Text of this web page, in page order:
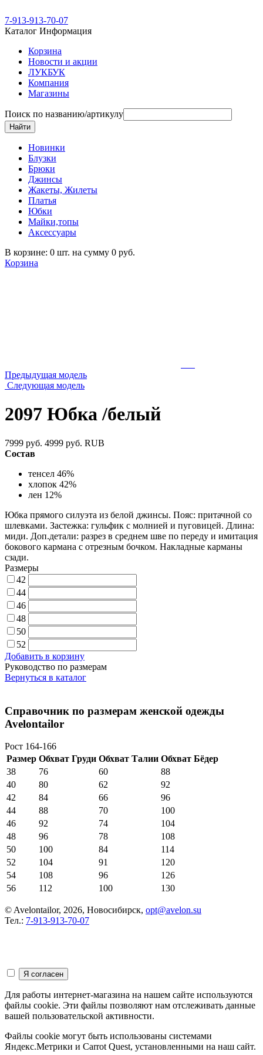
7-913-913-70-07
Каталог Информация
Корзина
Новости и акции
ЛУКБУК
Компания
Магазины
Поиск по названию/артикулу
Новинки
Блузки
Брюки
Джинсы
Жакеты, Жилеты
Платья
Юбки
Майки,топы
Аксессуары
В корзине: 0 шт. на сумму 0 руб.
Корзина
Предыдущая модель
Следующая модель
2097 Юбка /белый
7999 руб. 4999 руб. RUB
Состав
тенсел 46%
хлопок 42%
лен 12%
Юбка прямого силуэта из белой джинсы. Пояс: притачной со
шлевками. Застежка: гульфик с молнией и пуговицей. Длина:
миди. Доп.детали: разрез в среднем шве по переду и имитация
бокового кармана с отрезным бочком. Накладные карманы
сзади.
Размеры
42
44
46
48
50
52
Добавить в корзину
Руководство по размерам
Вернуться в каталог
Справочник по размерам женской одежды
Avelontailor
Рост 164-166
Размер Обхват Груди Обхват Талии Обхват Бёдер
38
76 60
88
40
80 62
92
42
84 66
96
44
88 70
100
46
92 74
104
48
96 78
108
50
100 84
114
52
104 91
120
54
108 96
126
56
112 100 130
© Avelontailor, 2026, Новосибирск, opt@avelon.su
Тел.: 7-913-913-70-07
Для работы интернет-магазина на нашем сайте используются
файлы cookie. Эти файлы позволяют нам отслеживать данные
вашей пользовательской активности.
Файлы cookie могут быть использованы системами
Яндекс.Метрики и Carrot Quest, установленными на наш сайт.